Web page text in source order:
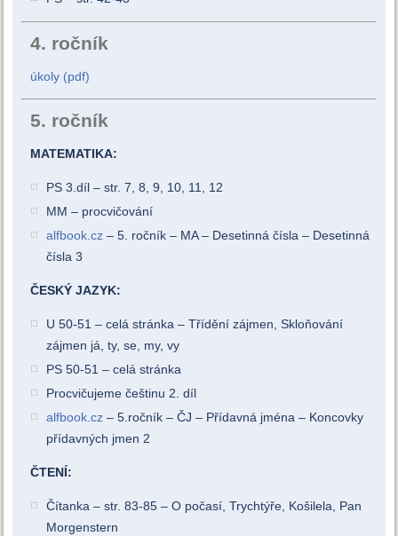
4. ročník
úkoly (pdf)
5. ročník
MATEMATIKA:
PS 3.díl – str. 7, 8, 9, 10, 11, 12
MM – procvičování
alfbook.cz – 5. ročník – MA – Desetinná čísla – Desetinná
čísla 3
ČESKÝ JAZYK:
U 50-51 – celá stránka – Třídění zájmen, Skloňování
zájmen já, ty, se, my, vy
PS 50-51 – celá stránka
Procvičujeme češtinu 2. díl
alfbook.cz – 5.ročník – ČJ – Přídavná jména – Koncovky
přídavných jmen 2
ČTENÍ:
Čítanka – str. 83-85 – O počasí, Trychtýře, Košilela, Pan
Morgenstern